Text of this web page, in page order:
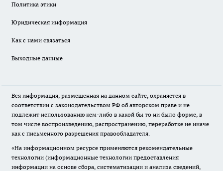
Политика этики
Юридическая информация
Как с нами связаться
Выходные данные
Вся информация, размещенная на данном сайте, охраняется в
соответствии с законодательством РФ об авторском праве и не
подлежит использованию кем-либо в какой бы то ни было форме, в
том числе воспроизведению, распространению, переработке не иначе
как с письменного разрешения правообладателя.
«На информационном ресурсе применяются рекомендательные
технологии (информационные технологии предоставления
информации на основе сбора, систематизации и анализа сведений,